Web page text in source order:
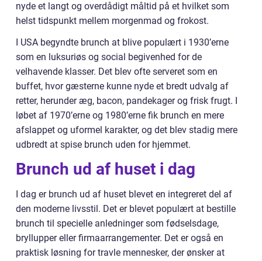
nyde et langt og overdådigt måltid på et hvilket som
helst tidspunkt mellem morgenmad og frokost.
I USA begyndte brunch at blive populært i 1930’erne
som en luksuriøs og social begivenhed for de
velhavende klasser. Det blev ofte serveret som en
buffet, hvor gæsterne kunne nyde et bredt udvalg af
retter, herunder æg, bacon, pandekager og frisk frugt. I
løbet af 1970’erne og 1980’erne fik brunch en mere
afslappet og uformel karakter, og det blev stadig mere
udbredt at spise brunch uden for hjemmet.
Brunch ud af huset i dag
I dag er brunch ud af huset blevet en integreret del af
den moderne livsstil. Det er blevet populært at bestille
brunch til specielle anledninger som fødselsdage,
bryllupper eller firmaarrangementer. Det er også en
praktisk løsning for travle mennesker, der ønsker at